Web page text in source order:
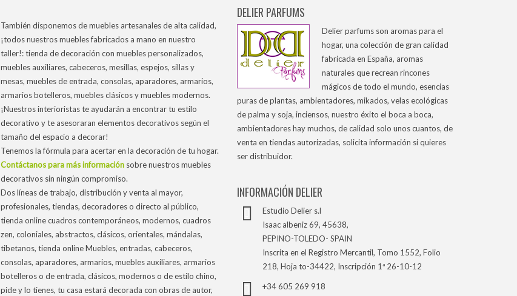
También disponemos de muebles artesanales de alta calidad,
¡todos nuestros muebles fabricados a mano en nuestro
taller!: tienda de decoración con muebles personalizados,
muebles auxiliares, cabeceros, mesillas, espejos, sillas y
mesas, muebles de entrada, consolas, aparadores, armarios,
armarios botelleros, muebles clásicos y muebles modernos.
¡Nuestros interioristas te ayudarán a encontrar tu estilo
decorativo y te asesoraran elementos decorativos según el
tamaño del espacio a decorar!
Tenemos la fórmula para acertar en la decoración de tu hogar.
Contáctanos para más información sobre nuestros muebles
decorativos sin ningún compromiso.
Dos líneas de trabajo, distribución y venta al mayor,
profesionales, tiendas, decoradores o directo al público,
tienda online cuadros contemporáneos, modernos, cuadros
zen, coloniales, abstractos, clásicos, orientales, mándalas,
tibetanos, tienda online Muebles, entradas, cabeceros,
consolas, aparadores, armarios, muebles auxiliares, armarios
botelleros o de entrada, clásicos, modernos o de estilo chino,
pide y lo tienes, tu casa estará decorada con obras de autor,
DELIER PARFUMS
Delier parfums son aromas para el
hogar, una colección de gran calidad
fabricada en España, aromas
naturales que recrean rincones
mágicos de todo el mundo, esencias
puras de plantas, ambientadores, mikados, velas ecológicas
de palma y soja, inciensos, nuestro éxito el boca a boca,
ambientadores hay muchos, de calidad solo unos cuantos, de
venta en tiendas autorizadas, solicita información si quieres
ser distribuidor.
INFORMACIÓN DELIER
Estudio Delier s.l
Isaac albeniz 69, 45638,
PEPINO-TOLEDO- SPAIN
Inscrita en el Registro Mercantil, Tomo 1552, Folio
218, Hoja to-34422, Inscripción 1ª 26-10-12
+34 605 269 918